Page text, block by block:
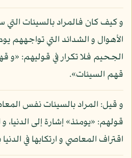
و كيف كان فالمراد بالسيئات التي
الأهوال و الشدائد التي تواجههم
الجحيم فلا تكرار في قوليهم:
قهم السيئات».
و قيل: المراد بالسيئات نفس
قولهم: «يومئذ» إشارة إلى
اقتراف المعاصي و ارتكابها في